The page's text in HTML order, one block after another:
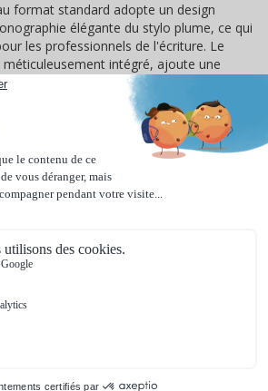
format standard adopte un design
élégante du stylo plume, ce qui
les professionnels de l'écriture. Le
intégré, ajoute une
et souligne la vocation littéraire ou
Avec ce design complexe et
immédiatement la passion pour les
l'art de l'écriture, tout en assurant une
et inspirante.